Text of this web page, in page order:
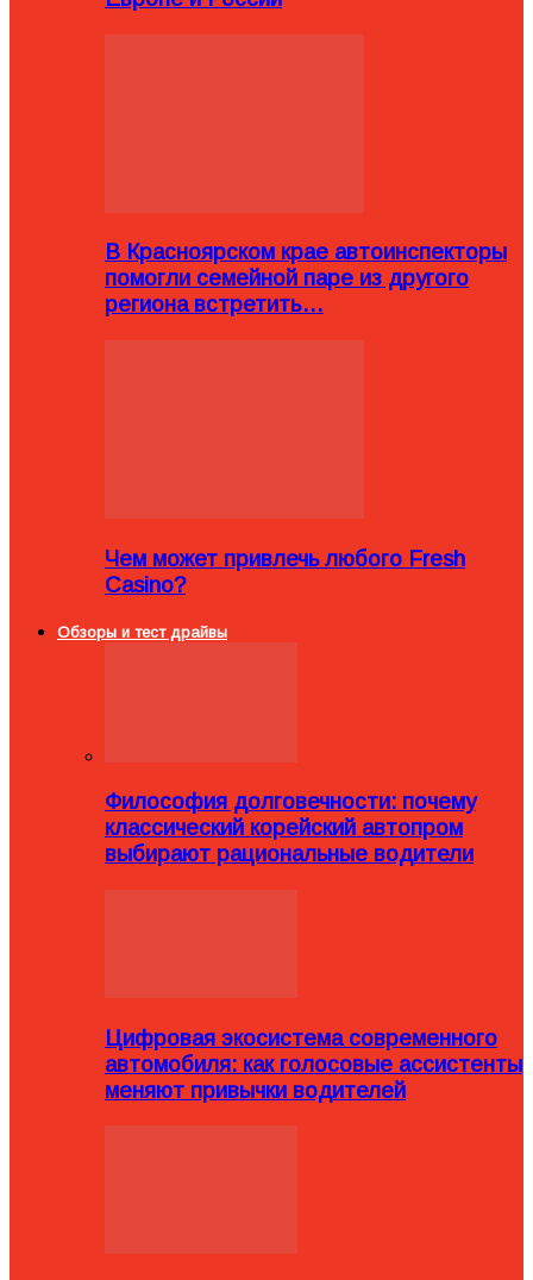
В Красноярском крае автоинспекторы
помогли семейной паре из другого
региона встретить…
Чем может привлечь любого Fresh
Casino?
Обзоры и тест драйвы
Философия долговечности: почему
классический корейский автопром
выбирают рациональные водители
Цифровая экосистема современного
автомобиля: как голосовые ассистенты
меняют привычки водителей